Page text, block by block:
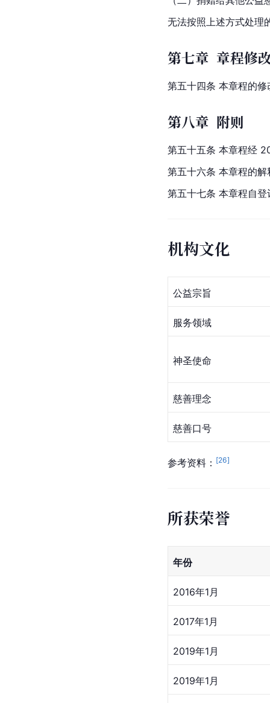
无法按照上述方式处理
第七章 章程修
第五十四条 本章程的
第八章 附则
第五十五条 本章程经
第五十六条 本章程的
第五十七条 本章程自
机构文化
公益宗旨
服务领域
神圣使命
慈善理念
慈善口号
参考资料： [26]
所获荣誉
年份
2016年1月
2017年1月
2019年1月
2019年1月